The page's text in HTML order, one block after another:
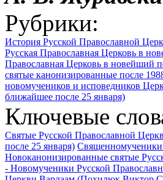
Рубрики:
История Русской Православной
Русская Православная Церковь в
Православная Церковь в новейший
святые канонизированные после
новомучеников и исповедников
ближайшее после 25 января)
Ключевые
Святые Русской Православной
после 25 января)
Новоканонизированные святые
- Новомученики Русской